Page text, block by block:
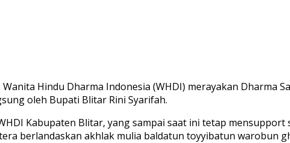
Hindu Dharma Indonesia (WHDI) merayakan Dharma
oleh Bupati Blitar Rini Syarifah.
Kabupaten Blitar, yang sampai saat ini tetap
berlandaskan akhlak mulia baldatun toyyibatun warobun